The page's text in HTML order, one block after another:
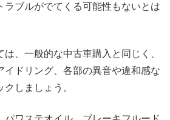
ラブルがでてくる可能性もないとは
、一般的な中古車購入と同じく、
イドリング、各部の異音や違和感な
しましょう。